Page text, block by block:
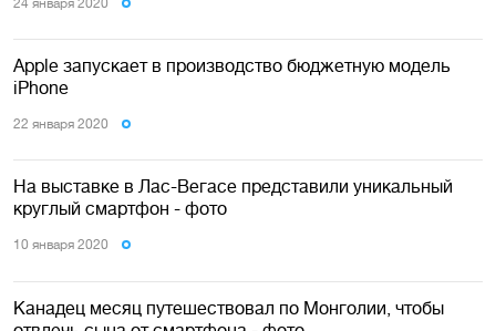
Apple запускает в производство бюджетную модель
iPhone
22 января 2020
На выставке в Лас-Вегасе представили уникальный
круглый смартфон - фото
10 января 2020
Канадец месяц путешествовал по Монголии, чтобы